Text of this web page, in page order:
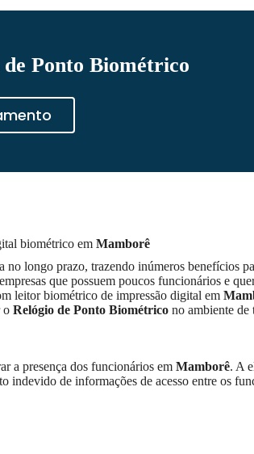
Ponto Biométrico
biométrico em Mamborê
no longo prazo, trazendo inúmeros benefícios
que possuem poucos funcionários e
leitor biométrico de impressão digital em
o Relógio de Ponto Biométrico no ambiente de
a presença dos funcionários em Mamborê. A
indevido de informações de acesso entre os